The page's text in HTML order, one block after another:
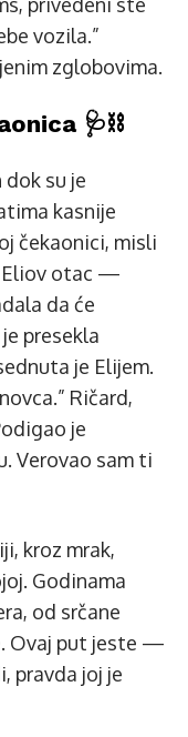
vozila.”
zglobovima.
🩺⛓️
dok su je
kasnije
čekaonici, misli
Eliov otac —
da će
presekla
je Elijem.
Ričard,
je
Verovao sam ti
kroz mrak,
Godinama
od srčane
Ovaj put jeste —
pravda joj je